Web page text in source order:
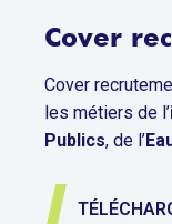
Cover
Cover
les métiers de l’
Publics, de l’